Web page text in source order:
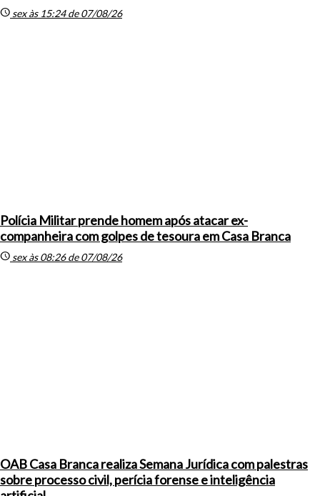
schedule sex às 15:24 de 07/08/26
Polícia Militar prende homem após atacar ex-
companheira com golpes de tesoura em Casa Branca
schedule sex às 08:26 de 07/08/26
OAB Casa Branca realiza Semana Jurídica com palestras
sobre processo civil, perícia forense e inteligência